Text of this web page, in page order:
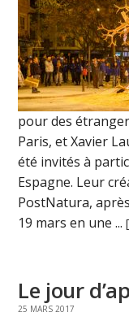
pour des
Paris, et Xavier
été invités à
Espagne. Leur
PostNatura,
19 mars en une ...
Le jour
25 MARS 2017